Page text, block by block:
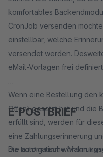
komfortables
CronJob versenden
einstellbar, welche
versendet werden.
eMail-Vorlagen frei
Wenn eine Bestellung den
Offen) gesetzt hat und die
erfüllt sind, werden für
eine Zahlungserinnerung
die konfiguriert werden
E-POSTBRIEF
Die automatische